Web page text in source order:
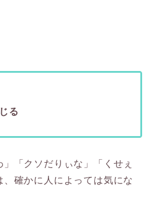
る
「クソだりぃな」「くせぇ
確かに人によっては気にな